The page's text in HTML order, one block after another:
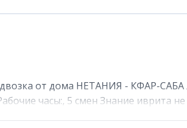
от дома НЕТАНИЯ - КФАР-САБА
часы:, 5 смен Знание иврита не